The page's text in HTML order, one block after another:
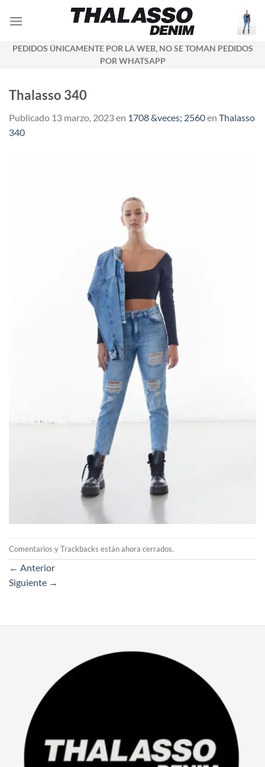
PEDIDOS ÚNICAMENTE POR LA WEB, NO SE TOMAN PEDIDOS
POR WHATSAPP
Thalasso 340
Publicado 13 marzo, 2023en 1708 &veces; 2560en Thalasso
340
Comentarios y Trackbacks están ahora cerrados.
← Anterior
Siguiente →